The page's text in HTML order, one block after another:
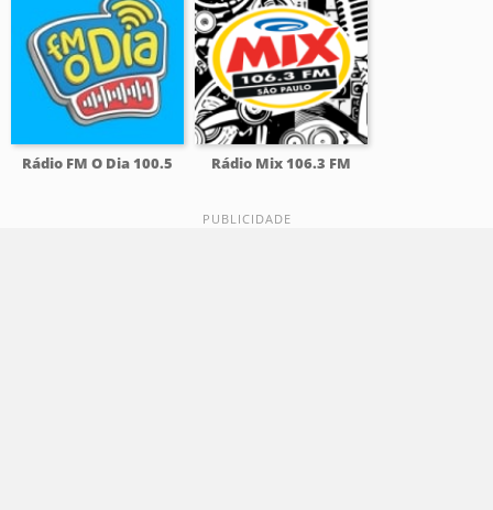
Rádio FM O Dia 100.5 Rádio Mix 106.3 FM